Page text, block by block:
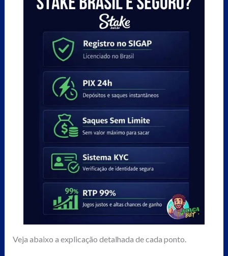
Veja abaixo a explicação detalhada de cada ponto.